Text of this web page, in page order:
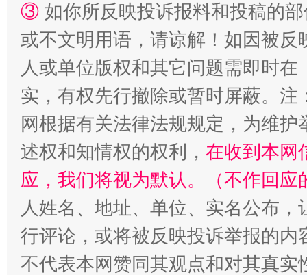
漫山遍野的桃花与雪山、麦地、白藏房 除
招工难、用工荒背后
③ 如你所反映投诉报料和投稿的
或不文明用语，请谅解！如因被
人或单位版权和其它问题需即时在
实，有权先行撤除或暂时屏蔽。
网根据有关法律法规规定，为维
述权和知情权的权利， 在收到本网
应，我们将视为默认。（不作回应
人姓名、地址、单位、实名公布
行评论，或将被反映投诉举报的
不代表本网赞同其观点和对其真实